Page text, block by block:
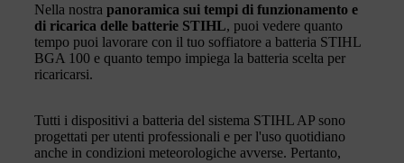
Nella nostra panoramica sui tempi di funzionamento e
di ricarica delle batterie STIHL, puoi vedere quanto
tempo puoi lavorare con il tuo soffiatore a batteria STIHL
BGA 100 e quanto tempo impiega la batteria scelta per
ricaricarsi.
Tutti i dispositivi a batteria del sistema STIHL AP sono
progettati per utenti professionali e per l'uso quotidiano
anche in condizioni meteorologiche avverse. Pertanto,